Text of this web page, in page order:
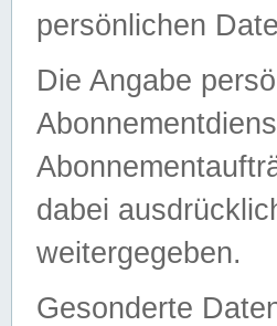
persönlichen
Die Angabe
dabei
weitergegeben.
Gesonderte